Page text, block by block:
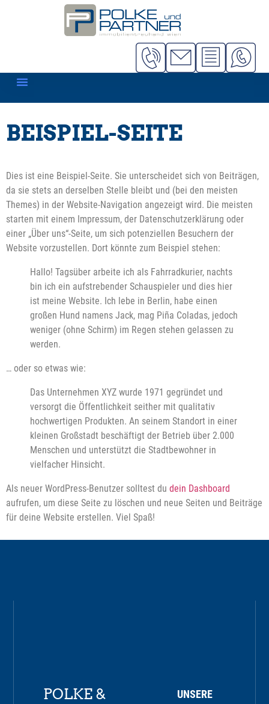
BEISPIEL-SEITE
Dies ist eine Beispiel-Seite. Sie unterscheidet sich von Beiträgen,
da sie stets an derselben Stelle bleibt und (bei den meisten
Themes) in der Website-Navigation angezeigt wird. Die meisten
starten mit einem Impressum, der Datenschutzerklärung oder
einer „Über uns“-Seite, um sich potenziellen Besuchern der
Website vorzustellen. Dort könnte zum Beispiel stehen:
Hallo! Tagsüber arbeite ich als Fahrradkurier, nachts
bin ich ein aufstrebender Schauspieler und dies hier
ist meine Website. Ich lebe in Berlin, habe einen
großen Hund namens Jack, mag Piña Coladas, jedoch
weniger (ohne Schirm) im Regen stehen gelassen zu
werden.
… oder so etwas wie:
Das Unternehmen XYZ wurde 1971 gegründet und
versorgt die Öffentlichkeit seither mit qualitativ
hochwertigen Produkten. An seinem Standort in einer
kleinen Großstadt beschäftigt der Betrieb über 2.000
Menschen und unterstützt die Stadtbewohner in
vielfacher Hinsicht.
Als neuer WordPress-Benutzer solltest du dein Dashboard
aufrufen, um diese Seite zu löschen und neue Seiten und Beiträge
für deine Website erstellen. Viel Spaß!
POLKE &
UNSERE